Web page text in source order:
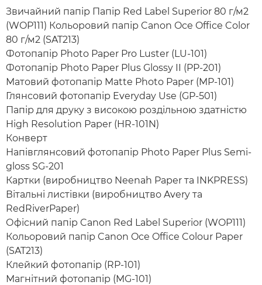
Звичайний папір Папір Red Label Superior 80 г/м2
(WOP111) Кольоровий папір Canon Oce Office Color
80 г/м2 (SAT213)
Фотопапір Photo Paper Pro Luster (LU-101)
Фотопапір Photo Paper Plus Glossy II (PP-201)
Матовий фотопапір Matte Photo Paper (MP-101)
Глянсовий фотопапір Everyday Use (GP-501)
Папір для друку з високою роздільною здатністю
High Resolution Paper (HR-101N)
Конверт
Напівглянсовий фотопапір Photo Paper Plus Semi-
gloss SG-201
Картки (виробництво Neenah Paper та INKPRESS)
Вітальні листівки (виробництво Avery та
RedRiverPaper)
Офісний папір Canon Red Label Superior (WOP111)
Кольоровий папір Canon Oce Office Colour Paper
(SAT213)
Клейкий фотопапір (RP-101)
Магнітний фотопапір (MG-101)